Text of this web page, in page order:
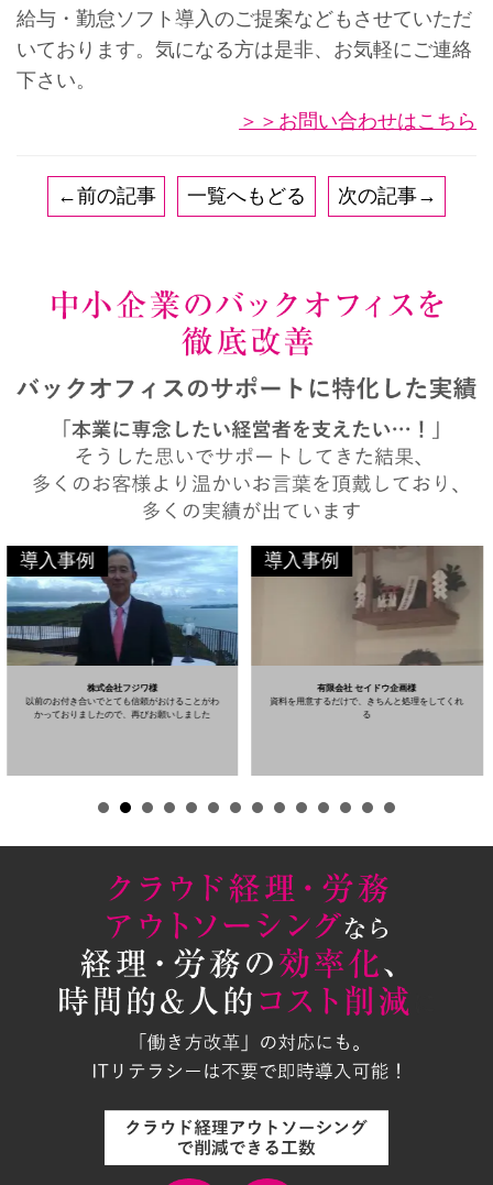
給与・勤怠ソフト導入のご提案などもさせていただ
いております。気になる方は是非、お気軽にご連絡
下さい。
＞＞お問い合わせはこちら
←前の記事 一覧へもどる 次の記事→
導入事例
株式会社フジワ様
以前のお付き合いでとても信頼がおけることがわ
かっておりましたので、再びお願いしました
導入事例
有限会社 セイドウ企画様
資料を用意するだけで、きちんと処理をしてくれ
る